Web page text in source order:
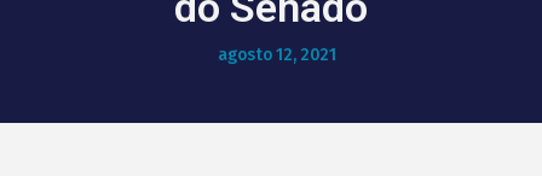
agosto 12, 2021